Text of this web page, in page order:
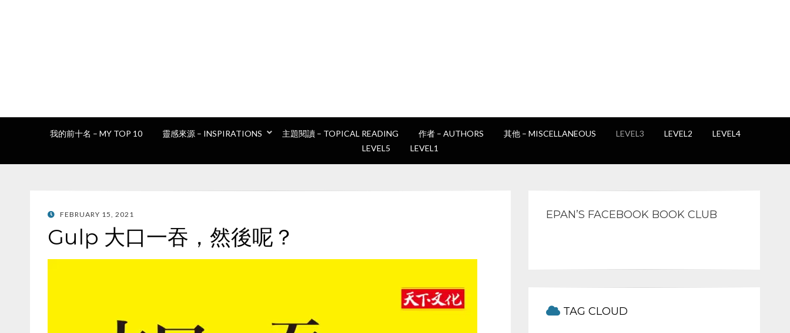
我的前十名 – MY TOP 10 靈感來源 – INSPIRATIONS 主題閱讀 – TOPICAL READING 作者 – AUTHORS 其他 – MISCELLANEOUS LEVEL3 LEVEL2
LEVEL4
LEVEL5
LEVEL1
POSTED
FEBRUARY 15, 2021
Gulp 大口一吞，然後呢？
EPAN’S FACEBOOK BOOK CLUB
TAG CLOUD